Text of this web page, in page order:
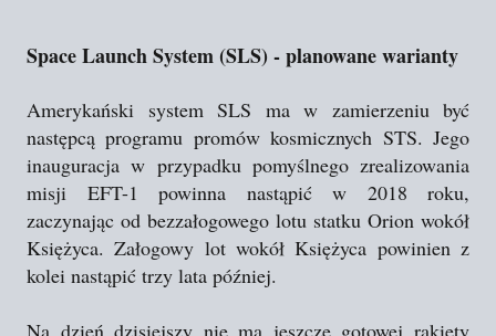
Space Launch System (SLS) - planowane warianty
Amerykański system SLS ma w zamierzeniu być
następcą programu promów kosmicznych STS. Jego
inauguracja w przypadku pomyślnego zrealizowania
misji EFT-1 powinna nastąpić w 2018 roku,
zaczynając od bezzałogowego lotu statku Orion wokół
Księżyca. Załogowy lot wokół Księżyca powinien z
kolei nastąpić trzy lata później.
Na dzień dzisiejszy nie ma jeszcze gotowej rakiety